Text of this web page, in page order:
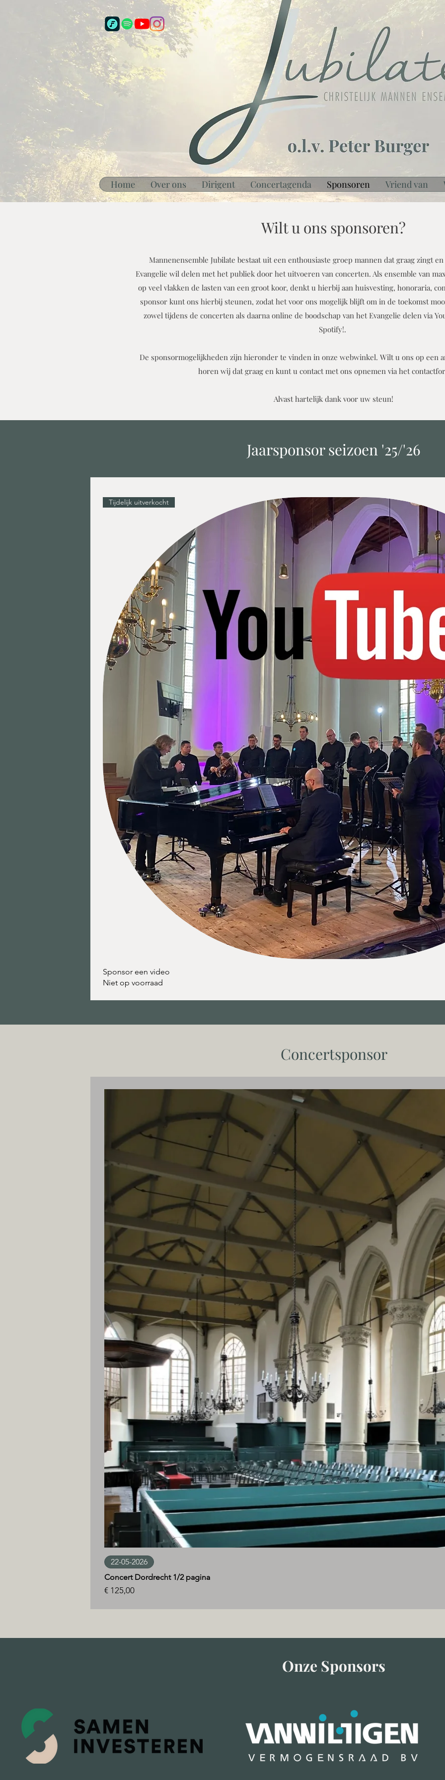
Home Over ons Dirigent Concertagenda Sponsoren Vriend van
Wilt u ons sponsoren?
Mannenensemble Jubilate bestaat uit een enthousiaste groep mannen dat graag zingt
Evangelie wil delen met het publiek door het uitvoeren van concerten. Als ensemble van
op veel vlakken de lasten van een groot koor, denkt u hierbij aan huisvesting, honoraria,
sponsor kunt ons hierbij steunen, zodat het voor ons mogelijk blijft om in de toekomst
zowel tijdens de concerten als daarna online de boodschap van het Evangelie delen via
Spotify!. ​
De sponsormogelijkheden zijn hieronder te vinden in onze webwinkel. Wilt u ons op een
horen wij dat graag en kunt u contact met ons opnemen via het
Alvast hartelijk dank voor uw steun!
Jaarsponsor seizoen '25/'26
Tijdelijk uitverkocht
Sponsor een video
Niet op voorraad
Concertsponsor
22-05-2026
Concert Dordrecht 1/2 pagina
Prijs
€ 125,00
Onze Sponsors